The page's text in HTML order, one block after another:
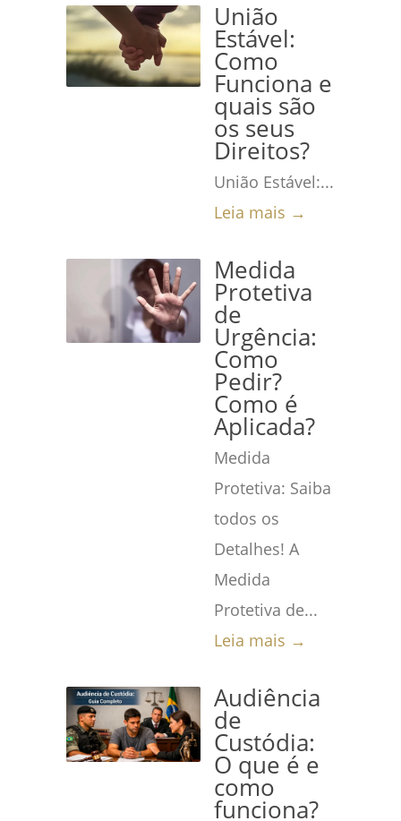
União
Estável:
Como
Funciona e
quais são
os seus
Direitos?
União Estável:...
Leia mais →
Medida
Protetiva
de
Urgência:
Como
Pedir?
Como é
Aplicada?
Medida
Protetiva: Saiba
todos os
Detalhes! A
Medida
Protetiva de...
Leia mais →
Audiência
de
Custódia:
O que é e
como
funciona?